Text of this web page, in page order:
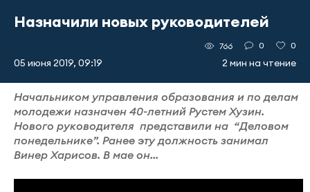
Назначили новых руководителей
05 июня 2019, 09:19
766 0 0
2 мин на чтение
Начальником управления образования и по делам
молодежи назначен 40-летний Рустем Хузин.
Нового руководителя представили на “Деловом
понедельнике”. Ранее эту должность занимал
Винер Харисов. В мае он...